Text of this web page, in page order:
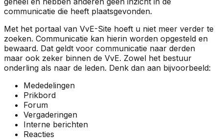
communicatie die heeft plaatsgevonden.
Met het portaal van VvE-Site hoeft u niet meer verder te
zoeken. Communicatie kan hierin worden opgesteld en
bewaard. Dat geldt voor communicatie naar derden
maar ook zeker binnen de VvE. Zowel het bestuur
onderling als naar de leden. Denk dan aan bijvoorbeeld:
Mededelingen
Prikbord
Forum
Vergaderingen
Interne berichten
Reacties